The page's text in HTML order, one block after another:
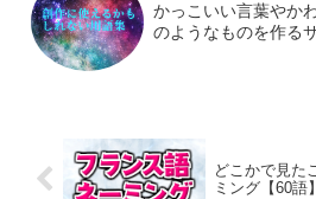
かっこいい言葉やか
のようなものを作る
どこかで見た
ミング【60語】